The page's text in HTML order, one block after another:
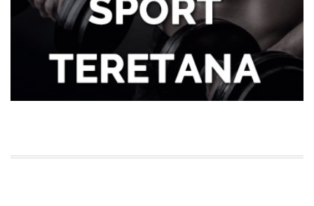
Kako kancelarija postaje mesto
efikasnosti i mentalne jasnoće?